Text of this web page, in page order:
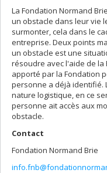
La Fondation Normand
un obstacle dans leur vie
surmonter, cela dans le
entreprise. Deux points
un obstacle est une
résoudre avec l'aide de la
apporté par la Fondation
personne a déjà identifié.
nature logistique, en ce
personne ait accès aux
obstacle.
Contact
Fondation Normand Brie